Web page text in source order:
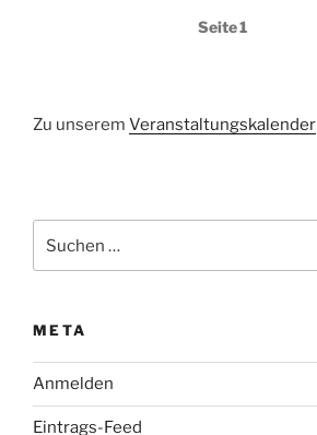
Seitennummerierung
Seite1
Zu unserem Veranstaltungskalender
nach:
META
Anmelden
Eintrags-Feed